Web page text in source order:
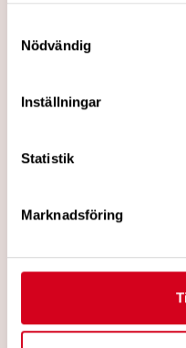
Nödvändig
Inställningar
Statistik
Marknadsföring
Digitala
unga som är